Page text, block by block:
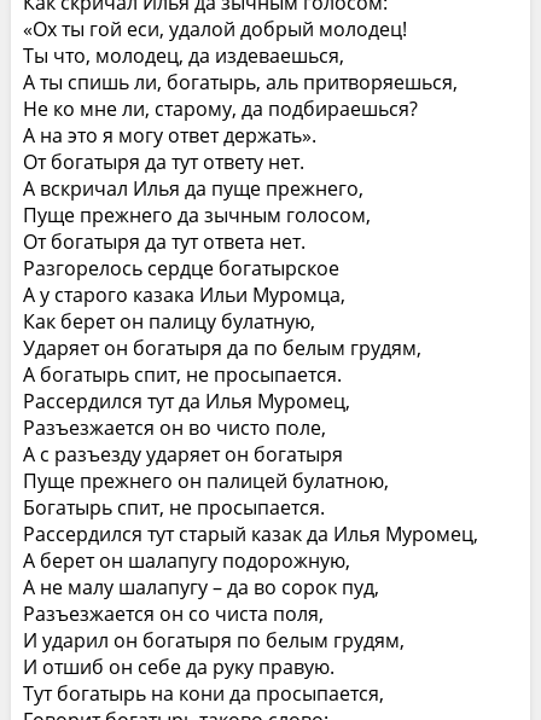
«Ох ты гой еси, удалой добрый молодец!
Ты что, молодец, да издеваешься,
А ты спишь ли, богатырь, аль притворяешься,
Не ко мне ли, старому, да подбираешься?
А на это я могу ответ держать».
От богатыря да тут ответу нет.
А вскричал Илья да пуще прежнего,
Пуще прежнего да зычным голосом,
От богатыря да тут ответа нет.
Разгорелось сердце богатырское
А у старого казака Ильи Муромца,
Как берет он палицу булатную,
Ударяет он богатыря да по белым грудям,
А богатырь спит, не просыпается.
Рассердился тут да Илья Муромец,
Разъезжается он во чисто поле,
А с разъезду ударяет он богатыря
Пуще прежнего он палицей булатною,
Богатырь спит, не просыпается.
Рассердился тут старый казак да Илья Муромец,
А берет он шалапугу подорожную,
А не малу шалапугу – да во сорок пуд,
Разъезжается он со чиста поля,
И ударил он богатыря по белым грудям,
И отшиб он себе да руку правую.
Тут богатырь на кони да просыпается,